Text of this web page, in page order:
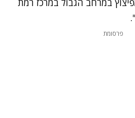
במרחב הגבול במרכז רמת
פרסומת